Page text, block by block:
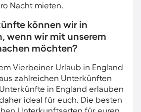
Nacht mieten.
können wir in
wenn wir mit unserem
möchten?
Vierbeiner Urlaub in England
zahlreichen Unterkünften
in England erlauben
ideal für euch. Die besten